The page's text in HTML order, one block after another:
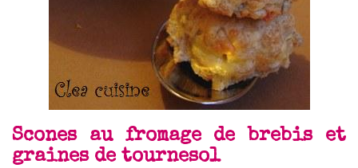
Scones au fromage de brebis et
graines de tournesol